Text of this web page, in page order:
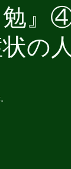
』
の